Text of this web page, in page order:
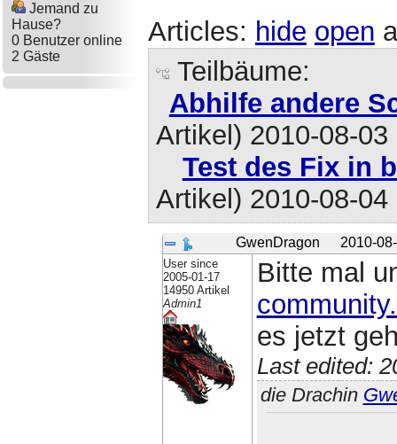
Jemand zu
Hause?
0 Benutzer online
2 Gäste
Articles: hide open
Teilbäume:
Abhilfe andere
Artikel) 2010-08-03
Test des Fix in
Artikel) 2010-08-04
GwenDragon 2010-
User since
2005-01-17
14950 Artikel
Admin1
Bitte mal
es jetzt
Last edited:
die Drachin